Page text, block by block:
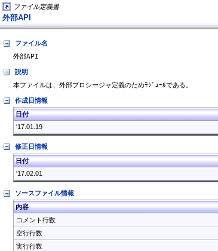
ファイル定義書
外部API
ファイル名
外部API
説明
作成日情報
日付
'17.01.19
修正日情報
日付
'17.02.01
ソースファイル情報
内容
コメント行数
空行行数
実行行数